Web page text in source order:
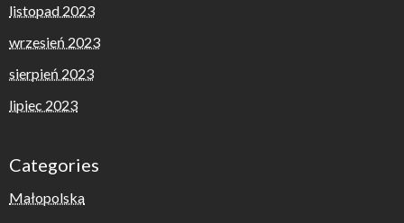
listopad 2023
wrzesień 2023
sierpień 2023
lipiec 2023
Categories
Małopolska